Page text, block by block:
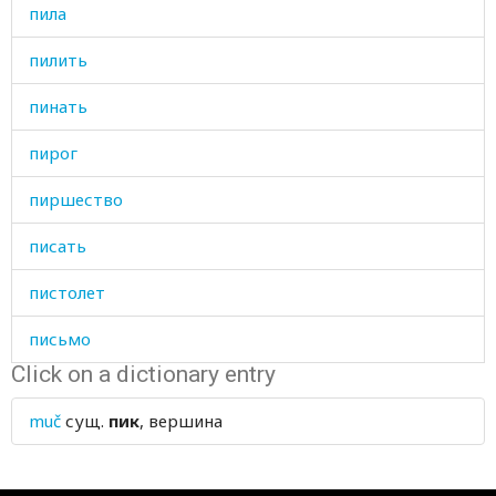
пила
пилить
пинать
пирог
пиршество
писать
пистолет
письмо
питательный
питаться
Click on a dictionary entry
muč сущ. пик, вершина